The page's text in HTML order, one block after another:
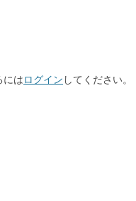
にはログイン してください。